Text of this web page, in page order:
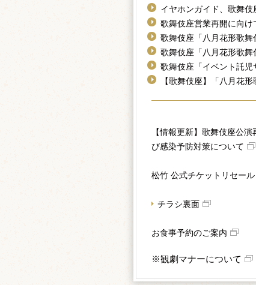
イヤホンガイド、歌舞
歌舞伎座営業再開に向
歌舞伎座「八月花形歌舞
歌舞伎座「八月花形歌舞
歌舞伎座「イベント託
【歌舞伎座】「八月花
【情報更新】歌舞伎座公
び感染予防対策について
松竹 公式チケットリセー
チラシ裏面
お食事予約のご案内
※観劇マナーについて